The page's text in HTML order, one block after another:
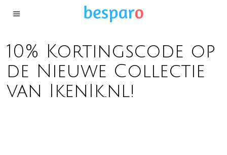
10% Kortingscode op
de Nieuwe Collectie
van IkenIk.nl!